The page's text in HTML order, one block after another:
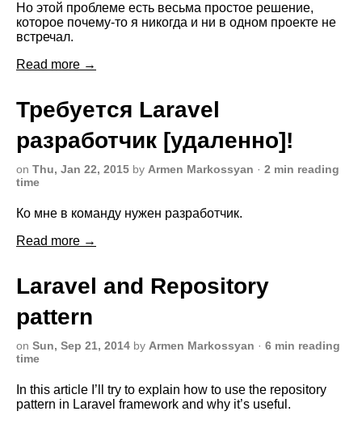
Но этой проблеме есть весьма простое решение,
которое почему-то я никогда и ни в одном проекте не
встречал.
Read more →
Требуется Laravel
разработчик [удаленно]!
on Thu, Jan 22, 2015 by Armen Markossyan · 2 min reading
time
Ко мне в команду нужен разработчик.
Read more →
Laravel and Repository
pattern
on Sun, Sep 21, 2014 by Armen Markossyan · 6 min reading
time
In this article I’ll try to explain how to use the repository
pattern in Laravel framework and why it’s useful.